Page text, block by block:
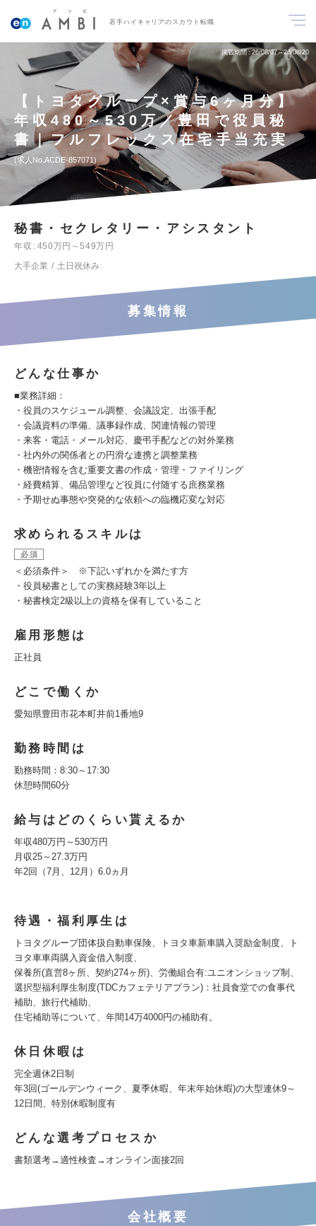
若手ハイキャリアのスカウト転職
掲載期間 26/08/07～26/08/20
【トヨタグループ×賞与6ヶ月分】
年収480～530万／豊田で役員秘
書｜フルフレックス在宅手当充実
求人No.ACDE-857071
秘書・セクレタリー・アシスタント
年収
450万円～549万円
大手企業
土日祝休み
募集情報
どんな仕事か
■業務詳細：
・役員のスケジュール調整、会議設定、出張手配
・会議資料の準備、議事録作成、関連情報の管理
・来客・電話・メール対応、慶弔手配などの対外業務
・社内外の関係者との円滑な連携と調整業務
・機密情報を含む重要文書の作成・管理・ファイリング
・経費精算、備品管理など役員に付随する庶務業務
・予期せぬ事態や突発的な依頼への臨機応変な対応
求められるスキルは
必須
＜必須条件＞ ※下記いずれかを満たす方
・役員秘書としての実務経験3年以上
・秘書検定2級以上の資格を保有していること
雇用形態は
正社員
どこで働くか
愛知県豊田市花本町井前1番地9
勤務時間は
勤務時間：8:30～17:30
休憩時間60分
給与はどのくらい貰えるか
年収480万円～530万円
月収25～27.3万円
年2回（7月、12月）6.0ヵ月
待遇・福利厚生は
トヨタグループ団体扱自動車保険、トヨタ車新車購入奨励金制度、ト
ヨタ車車両購入資金借入制度、
保養所(直営8ヶ所、契約274ヶ所)、労働組合有:ユニオンショップ制、
選択型福利厚生制度(TDCカフェテリアプラン)：社員食堂での食事代
補助、旅行代補助、
住宅補助等について、年間14万4000円の補助有。
休日休暇は
完全週休2日制
年3回(ゴールデンウィーク、夏季休暇、年末年始休暇)の大型連休9～
12日間、特別休暇制度有
どんな選考プロセスか
書類選考→適性検査→オンライン面接2回
会社概要